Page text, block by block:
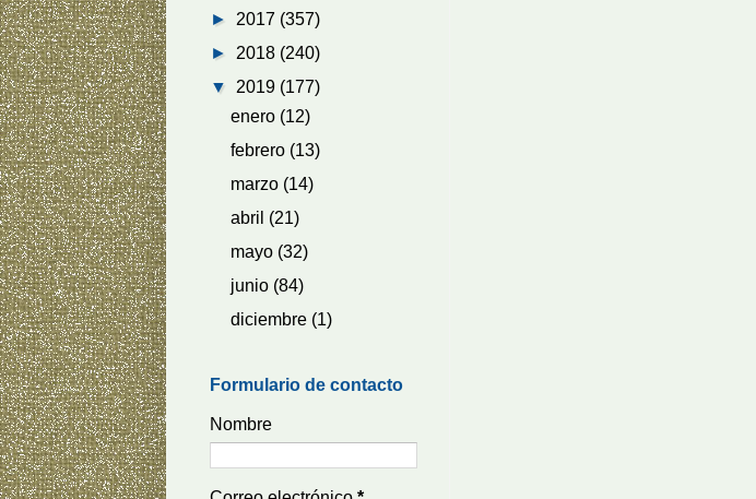
► 2017 (357)
► 2018 (240)
▼ 2019 (177)
enero (12)
febrero (13)
marzo (14)
abril (21)
mayo (32)
junio (84)
diciembre (1)
Formulario de contacto
Nombre